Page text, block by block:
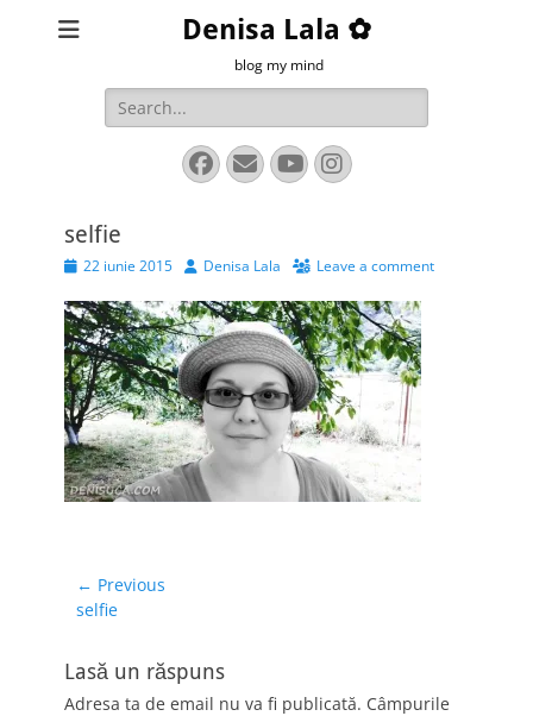
Denisa Lala ✿
blog my mind
Search
for:
Facebook
EmailYouTube
Instagram
selfie
Posted22 iunie 2015 AuthorDenisa Lala Leave a comment
Navigare
în
← Previous
Previous
selfie
Lasă un răspuns
Adresa ta de email nu va fi publicată. Câmpurile